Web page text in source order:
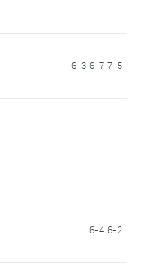
6-3 6-7 7-5
6-4 6-2